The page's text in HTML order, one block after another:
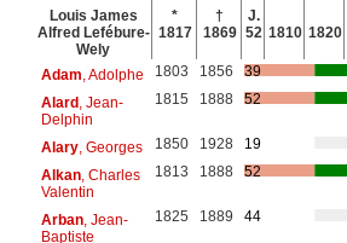
Louis James
Alfred Lefébure-
Wely
*
1817
†
1869
J.
52 1810 1820
Adam , Adolphe 1803 1856
39
Alard, Jean-
Delphin
1815 1888 52
Alary, Georges 1850 1928
19
Alkan, Charles
Valentin
1813 1888 52
Arban, Jean-
Baptiste
1825 1889 44